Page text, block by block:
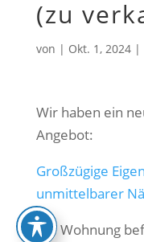
(zu
von | Okt. 1, 2024|
Wir haben ein
Angebot:
Großzügige
unmittelbarer
Die Wohnung